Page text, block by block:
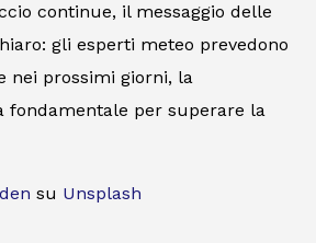
continue, il messaggio delle
gli esperti meteo prevedono
nei prossimi giorni, la
fondamentale per superare la
su Unsplash